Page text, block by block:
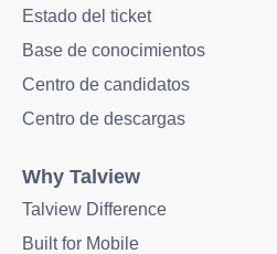
Estado del ticket
Base de conocimientos
Centro de candidatos
Centro de descargas
Why Talview
Talview Difference
Built for Mobile